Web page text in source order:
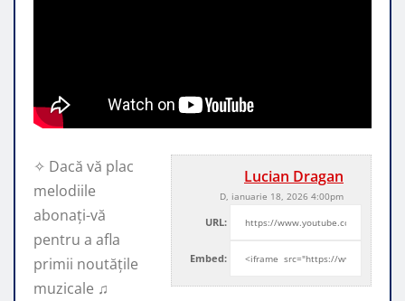
Lucian Dragan
D, ianuarie 18, 2026 4:00pm
URL:
Embed:
✧ Dacă vă plac
melodiile
abonați-vă
pentru a afla
primii noutățile
muzicale ♫